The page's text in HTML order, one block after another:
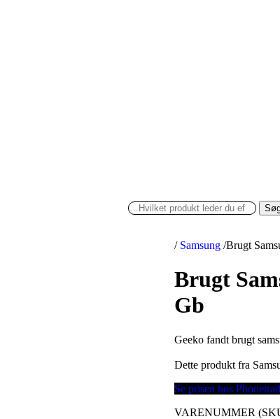
/ Samsung /Brugt
Brugt
Gb
Geeko fandt brugt
Dette produkt fra
Se prisen hos
VARENUMMER